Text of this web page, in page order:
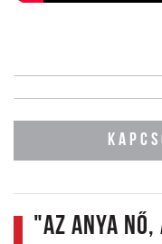
"Az anya